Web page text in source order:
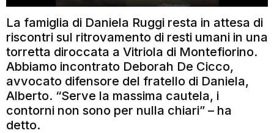
La famiglia di Daniela Ruggi resta in attesa di
riscontri sul ritrovamento di resti umani in una
torretta diroccata a Vitriola di Montefiorino.
Abbiamo incontrato Deborah De Cicco,
avvocato difensore del fratello di Daniela,
Alberto. “Serve la massima cautela, i
contorni non sono per nulla chiari” – ha
detto.